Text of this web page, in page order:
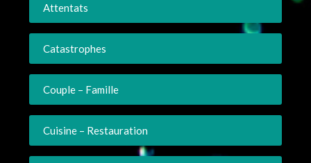
Attentats
Catastrophes
Couple – Famille
Cuisine – Restauration